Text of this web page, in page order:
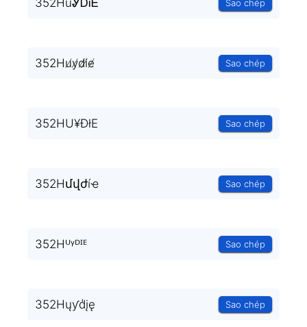
352HuᎽᎠᎥᎬ Sao chép
352Hu̸y̸d̸i̸e̸ Sao chép
352HU¥ÐłE Sao chép
352Hմվժíҽ Sao chép
352Hᵁᵞᴰᴵᴱ Sao chép
352Hųƴd̾įę Sao chép